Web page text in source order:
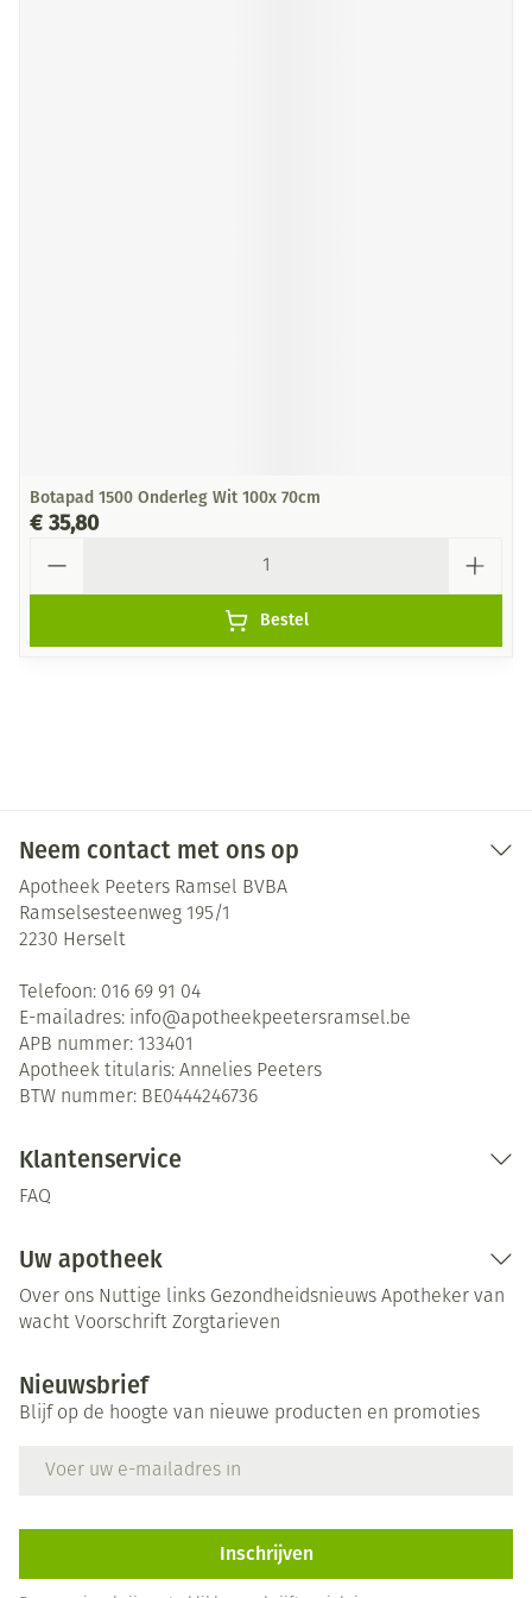
Botapad 1500 Onderleg Wit 100x 70cm
€ 35,80
Bestel
Neem contact met ons op
Apotheek Peeters Ramsel BVBA
Ramselsesteenweg 195/1
2230 Herselt
Telefoon: 016 69 91 04
E-mailadres: info@apotheekpeetersramsel.be
APB nummer: 133401
Apotheek titularis: Annelies Peeters
BTW nummer: BE0444246736
Klantenservice
FAQ
Uw apotheek
Over ons Nuttige links Gezondheidsnieuws Apotheker van
wacht Voorschrift Zorgtarieven
Nieuwsbrief
Blijf op de hoogte van nieuwe producten en promoties
Inschrijven